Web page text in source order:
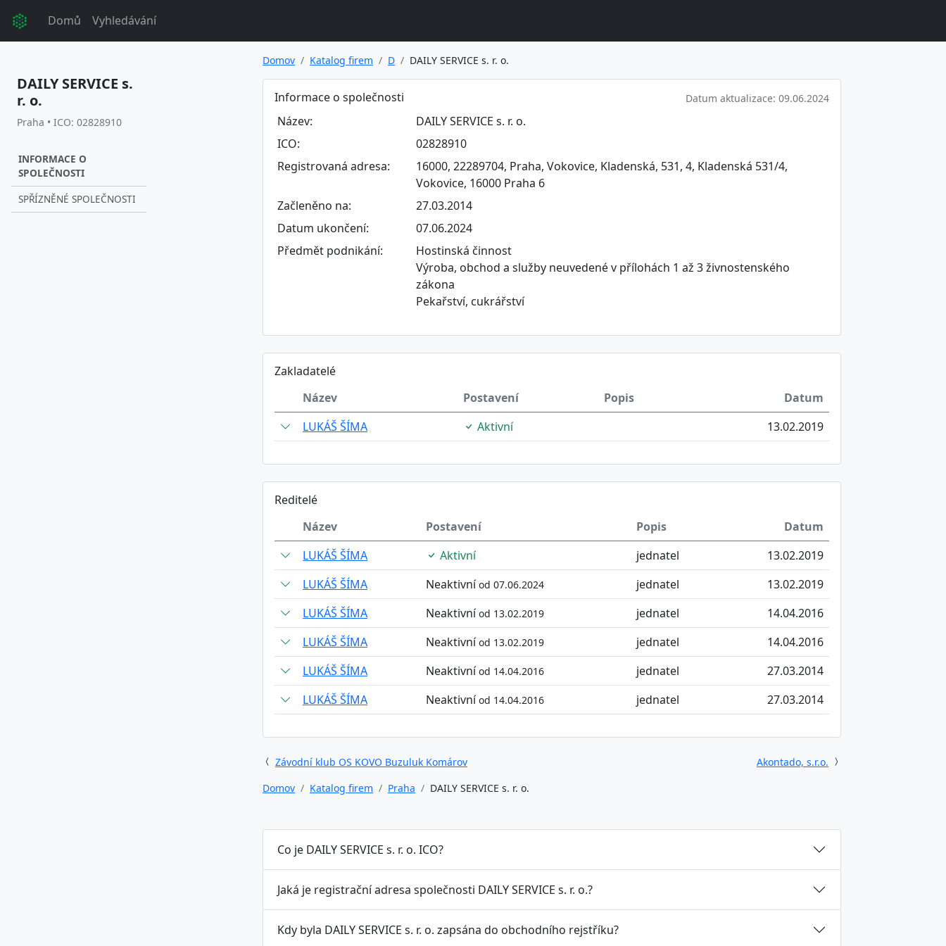
Domů Vyhledávání
DAILY SERVICE s.
r. o.
Praha • ICO: 02828910
INFORMACE O
SPOLEČNOSTI
SPŘÍZNĚNÉ SPOLEČNOSTI
Domov Katalog firem D DAILY SERVICE s. r. o.
Informace o společnosti Datum aktualizace: 09.06.2024
Název:
DAILY SERVICE s. r. o.
ICO:
02828910
Registrovaná adresa:
16000, 22289704, Praha, Vokovice, Kladenská, 531, 4, Kladenská 531/4,
Vokovice, 16000 Praha 6
Začleněno na:
27.03.2014
Datum ukončení:
07.06.2024
Předmět podnikání:
Hostinská činnost
Výroba, obchod a služby neuvedené v přílohách 1 až 3 živnostenského
zákona
Pekařství, cukrářství
Zakladatelé
Název
Postavení Popis
Datum
LUKÁŠ ŠÍMA
Aktivní 13.02.2019
Reditelé
Název
Postavení Popis
Datum
LUKÁŠ ŠÍMA
Aktivní jednatel
13.02.2019
LUKÁŠ ŠÍMA
Neaktivníod 07.06.2024 jednatel
13.02.2019
LUKÁŠ ŠÍMA
Neaktivníod 13.02.2019 jednatel
14.04.2016
LUKÁŠ ŠÍMA
Neaktivníod 13.02.2019 jednatel
14.04.2016
LUKÁŠ ŠÍMA
Neaktivníod 14.04.2016 jednatel
27.03.2014
LUKÁŠ ŠÍMA
Neaktivníod 14.04.2016 jednatel 27.03.2014
Závodní klub OS KOVO Buzuluk Komárov
Akontado, s.r.o.
Domov
Katalog firem Praha DAILY SERVICE s. r. o.
Co je DAILY SERVICE s. r. o. ICO?
Jaká je registrační adresa společnosti DAILY SERVICE s. r. o.?
Kdy byla DAILY SERVICE s. r. o. zapsána do obchodního rejstříku?